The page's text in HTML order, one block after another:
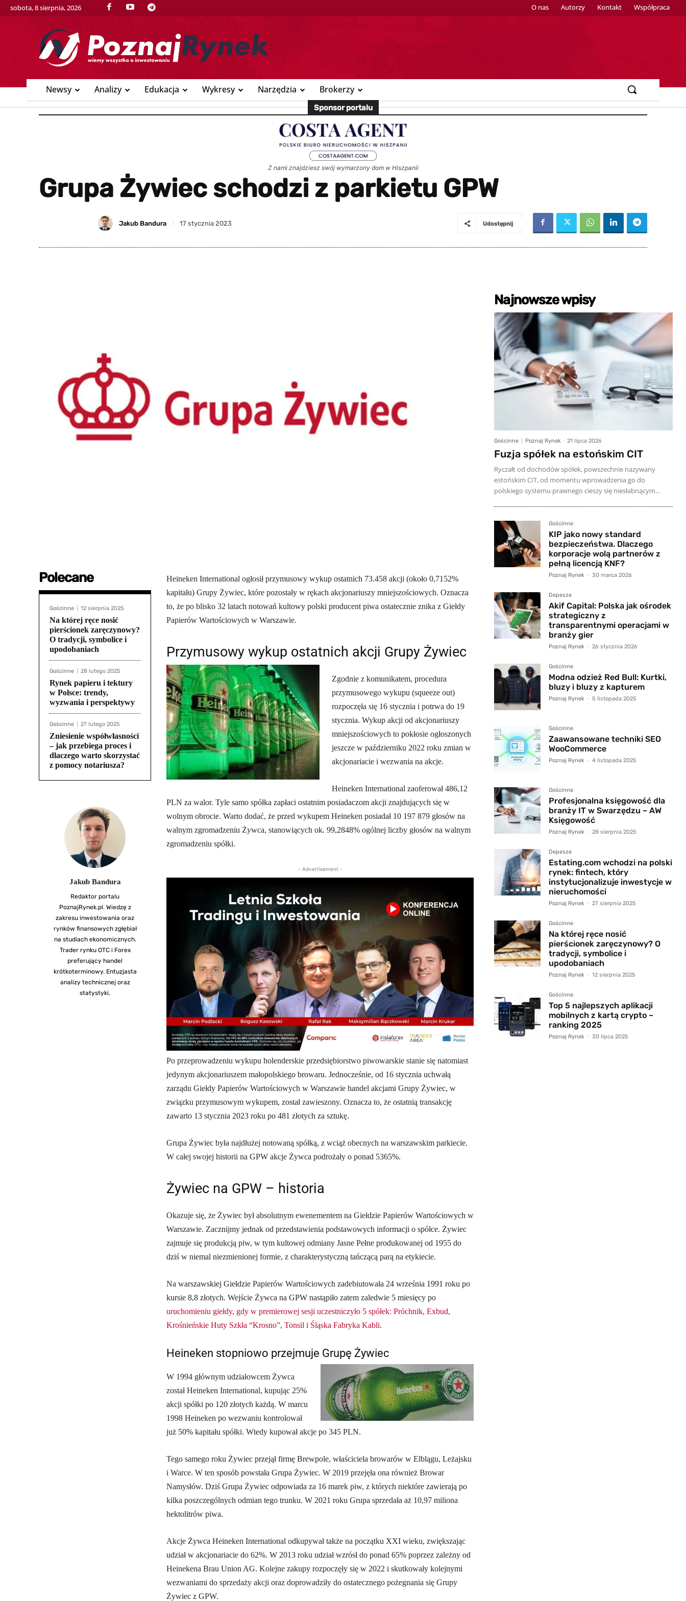
sobota, 8 sierpnia, 2026 O nas Autorzy Kontakt Współpraca
Newsy Analizy Edukacja Wykresy Narzędzia Brokerzy
Sponsor portalu
Z nami znajdziesz swój wymarzony dom w Hiszpanii
Grupa Żywiec schodzi z parkietu GPW
Jakub Bandura 17 stycznia 2023 Udostępnij
Polecane
Gościnne 12 sierpnia 2025
Na której ręce nosić
pierścionek zaręczynowy?
O tradycji, symbolice i
upodobaniach
Gościnne 28 lutego 2025
Rynek papieru i tektury
w Polsce: trendy,
wyzwania i perspektywy
Gościnne 27 lutego 2025
Zniesienie współwłasności
– jak przebiega proces i
dlaczego warto skorzystać
z pomocy notariusza?
Jakub Bandura
Redaktor portalu
PoznajRynek.pl. Wiedzę z
zakresu inwestowania oraz
rynków finansowych zgłębiał
na studiach ekonomicznych.
Trader rynku OTC i Forex
preferujący handel
krótkoterminowy. Entuzjasta
analizy technicznej oraz
statystyki.
Heineken International ogłosił przymusowy wykup ostatnich 73.458 akcji (około 0,7152%
kapitału) Grupy Żywiec, które pozostały w rękach akcjonariuszy mniejszościowych. Oznacza
to, że po blisko 32 latach notowań kultowy polski producent piwa ostatecznie znika z Giełdy
Papierów Wartościowych w Warszawie.
Przymusowy wykup ostatnich akcji Grupy Żywiec
Zgodnie z komunikatem, procedura
przymusowego wykupu (squeeze out)
rozpoczęła się 16 stycznia i potrwa do 19
stycznia. Wykup akcji od akcjonariuszy
mniejszościowych to pokłosie ogłoszonych
jeszcze w październiku 2022 roku zmian w
akcjonariacie i wezwania na akcje.
Heineken International zaoferował 486,12
PLN za walor. Tyle samo spółka zapłaci ostatnim posiadaczom akcji znajdujących się w
wolnym obrocie. Warto dodać, że przed wykupem Heineken posiadał 10 197 879 głosów na
walnym zgromadzeniu Żywca, stanowiących ok. 99,2848% ogólnej liczby głosów na walnym
zgromadzeniu spółki.
- Advertisement -
Po przeprowadzeniu wykupu holenderskie przedsiębiorstwo piwowarskie stanie się natomiast
jedynym akcjonariuszem małopolskiego browaru. Jednocześnie, od 16 stycznia uchwałą
zarządu Giełdy Papierów Wartościowych w Warszawie handel akcjami Grupy Żywiec, w
związku przymusowym wykupem, został zawieszony. Oznacza to, że ostatnią transakcję
zawarto 13 stycznia 2023 roku po 481 złotych za sztukę.
Grupa Żywiec była najdłużej notowaną spółką, z wciąż obecnych na warszawskim parkiecie.
W całej swojej historii na GPW akcje Żywca podrożały o ponad 5365%.
Żywiec na GPW – historia
Okazuje się, że Żywiec był absolutnym ewenementem na Giełdzie Papierów Wartościowych w
Warszawie. Zacznijmy jednak od przedstawienia podstawowych informacji o spółce. Żywiec
zajmuje się produkcją piw, w tym kultowej odmiany Jasne Pełne produkowanej od 1955 do
dziś w niemal niezmienionej formie, z charakterystyczną tańczącą parą na etykiecie.
Na warszawskiej Giełdzie Papierów Wartościowych zadebiutowała 24 września 1991 roku po
kursie 8,8 złotych. Wejście Żywca na GPW nastąpiło zatem zaledwie 5 miesięcy po
uruchomieniu giełdy, gdy w premierowej sesji uczestniczyło 5 spółek: Próchnik, Exbud,
Krośnieńskie Huty Szkła “Krosno”, Tonsil i Śląska Fabryka Kabli.
Heineken stopniowo przejmuje Grupę Żywiec
W 1994 głównym udziałowcem Żywca
został Heineken International, kupując 25%
akcji spółki po 120 złotych każdą. W marcu
1998 Heineken po wezwaniu kontrolował
już 50% kapitału spółki. Wtedy kupował akcje po 345 PLN.
Tego samego roku Żywiec przejął firmę Brewpole, właściciela browarów w Elblągu, Leżajsku
i Warce. W ten sposób powstała Grupa Żywiec. W 2019 przejęła ona również Browar
Namysłów. Dziś Grupa Żywiec odpowiada za 16 marek piw, z których niektóre zawierają po
kilka poszczególnych odmian tego trunku. W 2021 roku Grupa sprzedała aż 10,97 miliona
hektolitrów piwa.
Akcje Żywca Heineken International odkupywał także na początku XXI wieku, zwiększając
udział w akcjonariacie do 62%. W 2013 roku udział wzrósł do ponad 65% poprzez zależny od
Heinekena Brau Union AG. Kolejne zakupy rozpoczęły się w 2022 i skutkowały kolejnymi
wezwaniami do sprzedaży akcji oraz doprowadziły do ostatecznego pożegnania się Grupy
Żywiec z GPW.
Najnowsze wpisy
Gościnne Poznaj Rynek - 21 lipca 2026
Fuzja spółek na estońskim CIT
Ryczałt od dochodów spółek, powszechnie nazywany
estońskim CIT, od momentu wprowadzenia go do
polskiego systemu prawnego cieszy się niesłabnącym...
Gościnne
KIP jako nowy standard
bezpieczeństwa. Dlaczego
korporacje wolą partnerów z
pełną licencją KNF?
Poznaj Rynek - 30 marca 2026
Depesze
Akif Capital: Polska jak ośrodek
strategiczny z
transparentnymi operacjami w
branży gier
Poznaj Rynek - 26 stycznia 2026
Gościnne
Modna odzież Red Bull: Kurtki,
bluzy i bluzy z kapturem
Poznaj Rynek - 5 listopada 2025
Gościnne
Zaawansowane techniki SEO
WooCommerce
Poznaj Rynek - 4 listopada 2025
Gościnne
Profesjonalna księgowość dla
branży IT w Swarzędzu – AW
Księgowość
Poznaj Rynek - 28 sierpnia 2025
Depesze
Estating.com wchodzi na polski
rynek: fintech, który
instytucjonalizuje inwestycje w
nieruchomości
Poznaj Rynek - 27 sierpnia 2025
Gościnne
Na której ręce nosić
pierścionek zaręczynowy? O
tradycji, symbolice i
upodobaniach
Poznaj Rynek - 12 sierpnia 2025
Gościnne
Top 5 najlepszych aplikacji
mobilnych z kartą crypto –
ranking 2025
Poznaj Rynek - 30 lipca 2025